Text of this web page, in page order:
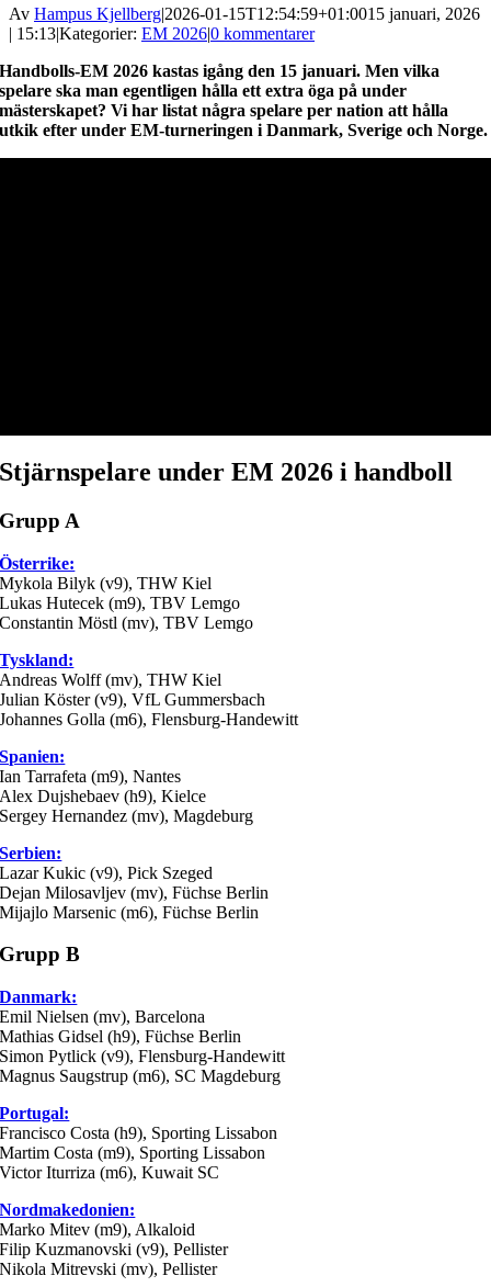
Av Hampus Kjellberg|2026-01-15T12:54:59+01:0015 januari, 2026
| 15:13|Kategorier: EM 2026|0 kommentarer
Handbolls-EM 2026 kastas igång den 15 januari. Men vilka
spelare ska man egentligen hålla ett extra öga på under
mästerskapet? Vi har listat några spelare per nation att hålla
utkik efter under EM-turneringen i Danmark, Sverige och Norge.
Stjärnspelare under EM 2026 i handboll
Grupp A
Österrike:
Mykola Bilyk (v9), THW Kiel
Lukas Hutecek (m9), TBV Lemgo
Constantin Möstl (mv), TBV Lemgo
Tyskland:
Andreas Wolff (mv), THW Kiel
Julian Köster (v9), VfL Gummersbach
Johannes Golla (m6), Flensburg-Handewitt
Spanien:
Ian Tarrafeta (m9), Nantes
Alex Dujshebaev (h9), Kielce
Sergey Hernandez (mv), Magdeburg
Serbien:
Lazar Kukic (v9), Pick Szeged
Dejan Milosavljev (mv), Füchse Berlin
Mijajlo Marsenic (m6), Füchse Berlin
Grupp B
Danmark:
Emil Nielsen (mv), Barcelona
Mathias Gidsel (h9), Füchse Berlin
Simon Pytlick (v9), Flensburg-Handewitt
Magnus Saugstrup (m6), SC Magdeburg
Portugal:
Francisco Costa (h9), Sporting Lissabon
Martim Costa (m9), Sporting Lissabon
Victor Iturriza (m6), Kuwait SC
Nordmakedonien:
Marko Mitev (m9), Alkaloid
Filip Kuzmanovski (v9), Pellister
Nikola Mitrevski (mv), Pellister